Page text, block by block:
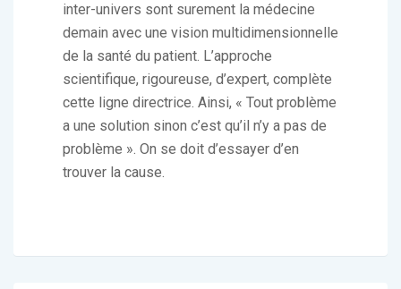
inter-univers sont surement la médecine
demain avec une vision multidimensionnelle
de la santé du patient. L’approche
scientifique, rigoureuse, d’expert, complète
cette ligne directrice. Ainsi, « Tout problème
a une solution sinon c’est qu’il n’y a pas de
problème ». On se doit d’essayer d’en
trouver la cause.